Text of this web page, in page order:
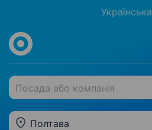
Українська
Посада або компанія
Полтава